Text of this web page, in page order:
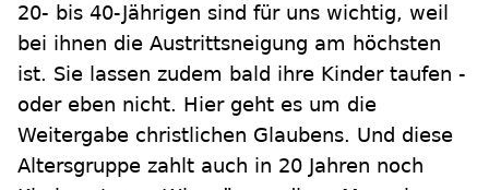
20- bis 40-Jährigen sind für uns wichtig, weil
bei ihnen die Austrittsneigung am höchsten
ist. Sie lassen zudem bald ihre Kinder taufen -
oder eben nicht. Hier geht es um die
Weitergabe christlichen Glaubens. Und diese
Altersgruppe zahlt auch in 20 Jahren noch